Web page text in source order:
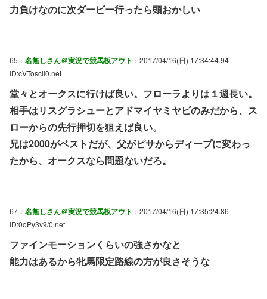
力負けなのに次ダービー行ったら頭おかしい
65： 名無しさん＠実況で競馬板アウト ：2017/04/16(日) 17:34:44.94
ID:cVTosclI0.net
堂々とオークスに行けば良い。フローラよりは１週長い。
相手はリスグラシューとアドマイヤミヤビのみだから、ス
ローからの先行押切を狙えば良い。
兄は2000がベストだが、父がピサからディープに変わっ
たから、オークスなら問題ないだろ。
67： 名無しさん＠実況で競馬板アウト ：2017/04/16(日) 17:35:24.86
ID:0oPy3v9/0.net
ファインモーションくらいの強さかなと
能力はあるから牝馬限定路線の方が良さそうな